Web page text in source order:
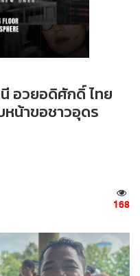
อวยอดิศักดิ์​ ไทย
น้าขอชาวอุดร​
168